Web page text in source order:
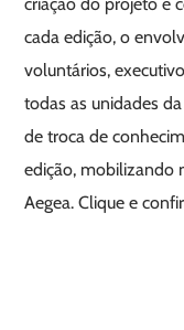
cada edição, o
voluntários,
todas as unidades
de troca de
edição, mobilizando
Aegea. Clique e